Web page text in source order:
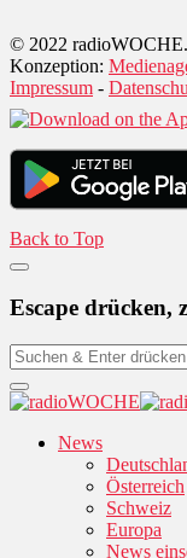
© 2022
Konzeption:
Impressum -
Back to Top
Escape drücken,
News
Österreich
Schweiz
Europa
News